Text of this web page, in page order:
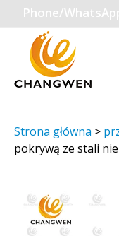
Phone/
Strona główna >
pokrywą ze stali